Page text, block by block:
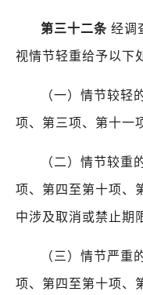
第三十二条 经调
视情节轻重给予以下
（一）情节较轻
项、第三项、第十一
（二）情节较重
项、第四至第十项、
中涉及取消或禁止期
（三）情节严重
项、第四至第十项、